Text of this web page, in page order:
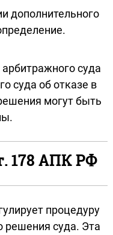
дополнительного
суда
суда об отказе в
могут быть
178 АПК РФ
процедуру
решения суда. Эта